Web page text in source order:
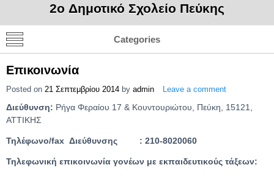
2o Δημοτικό Σχολείο Πεύκης
Categories
Επικοινωνία
Posted on 21 Σεπτεμβρίου 2014 by admin Leave a comment
Διεύθυνση: Ρήγα Φεραίου 17 & Κουντουριώτου, Πεύκη, 15121,
ΑΤΤΙΚΗΣ
Τηλέφωνο/fax Διεύθυνσης : 210-8020060
Τηλεφωνική επικοινωνία γονέων με εκπαιδευτικούς τάξεων: